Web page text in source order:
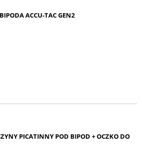
ACCU-TAC GEN2
PICATINNY POD BIPOD + OCZKO DO